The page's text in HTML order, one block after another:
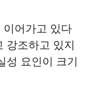
이어가고 있다
강조하고 있지
요인이 크기